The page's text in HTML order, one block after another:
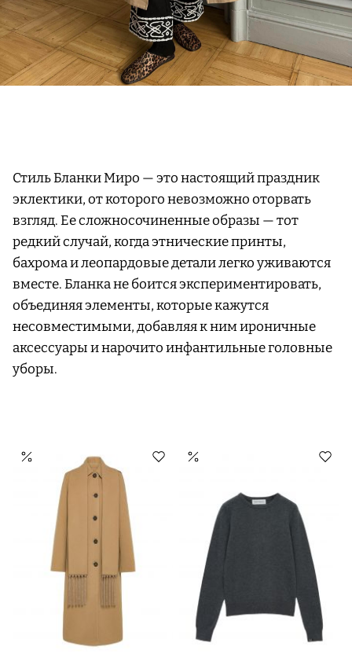
Стиль Бланки Миро — это настоящий праздник
эклектики, от которого невозможно оторвать
взгляд. Ее сложносочиненные образы — тот
редкий случай, когда этнические принты,
бахрома и леопардовые детали легко уживаются
вместе. Бланка не боится экспериментировать,
объединяя элементы, которые кажутся
несовместимыми, добавляя к ним ироничные
аксессуары и нарочито инфантильные головные
уборы.